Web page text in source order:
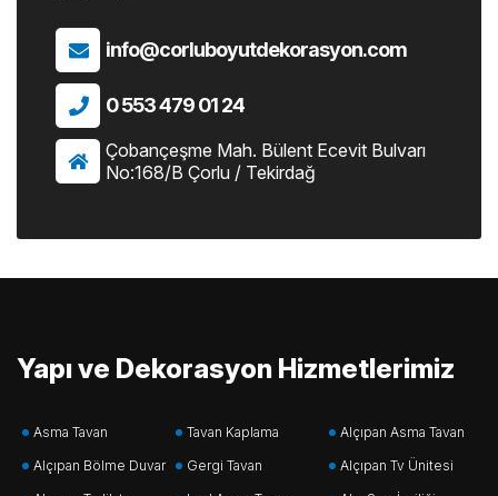
info@corluboyutdekorasyon.com
0 553 479 01 24
Çobançeşme Mah. Bülent Ecevit Bulvarı
No:168/B Çorlu / Tekirdağ
Yapı ve Dekorasyon Hizmetlerimiz
Asma Tavan Tavan Kaplama
Alçıpan Asma Tavan
Alçıpan Bölme Duvar
Gergi Tavan
Alçıpan Tv Ünitesi